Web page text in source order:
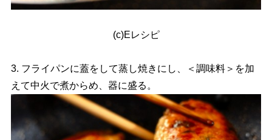
(c)Eレシピ
3. フライパンに蓋をして蒸し焼きにし、＜調味料＞を加
えて中火で煮からめ、器に盛る。